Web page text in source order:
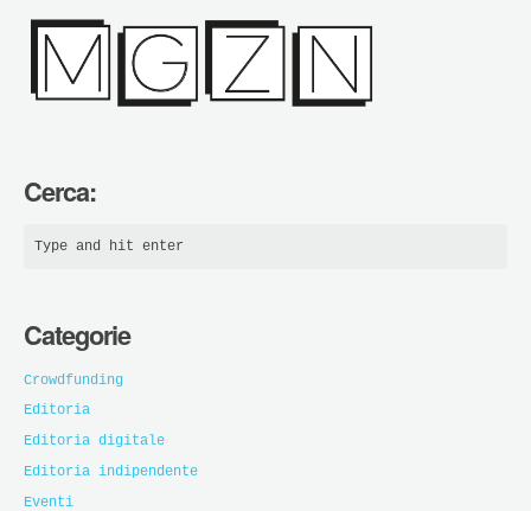
Cerca:
Categorie
Crowdfunding
Editoria
Editoria digitale
Editoria indipendente
Eventi